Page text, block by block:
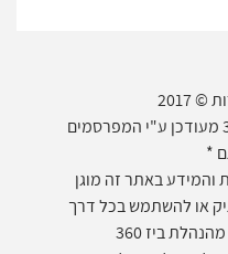
2017
* המידע המופיע באתר ביז 360 מעודכן ע"י המפרסמים
*
והמידע באתר זה מוגן
או להשתמש בכל דרך
ביז 360